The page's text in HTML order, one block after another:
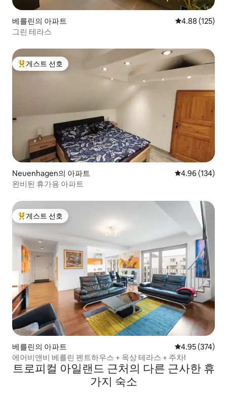
베를린의 아파트 평점 4.88점(5
4.88 (125)
그린 테라스
상위 게스트 선호
게스트 선호
Neuenhagen의 아파트 평점 4.96점(5
4.96 (134)
완비된 휴가용 아파트
상위 게스트 선호
게스트 선호
베를린의 아파트 평점 4.95점(5
4.95 (374)
에어비앤비 베를린 펜트하우스 + 옥상 테라스 + 주차!
트로피컬 아일랜드 근처의 다른 근사한 휴
가지 숙소